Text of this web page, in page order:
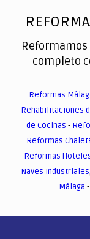
Reformamos
completo
Reformas
Rehabilitaciones
de Cocinas -
Reformas
Reformas
Naves Industriales,
Málaga -